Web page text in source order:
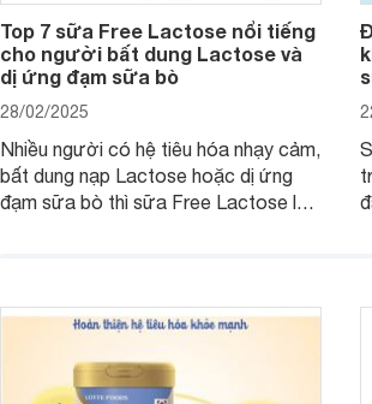
Top 7 sữa Free Lactose nổi tiếng
cho người bất dung Lactose và
dị ứng đạm sữa bò
28/02/2025
Nhiều người có hệ tiêu hóa nhạy cảm,
bất dung nạp Lactose hoặc dị ứng
đạm sữa bò thì sữa Free Lactose là
người lớn, giúp giải quyết tình trạng rối
loạn tiêu hóa, hấp thu dễ dàng hơn.